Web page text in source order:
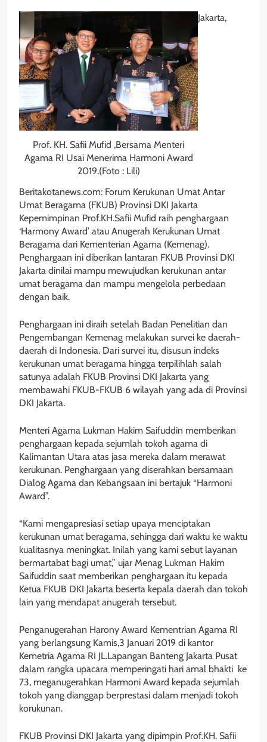
Prof. KH. Safii Mufid ,Bersama Menteri
Agama RI Usai Menerima Harmoni Award
2019.(Foto : Lili)
Jakarta,
Beritakotanews.com: Forum Kerukunan Umat Antar
Umat Beragama (FKUB) Provinsi DKI Jakarta
Kepemimpinan Prof.KH.Safii Mufid raih penghargaan
‘Harmony Award’ atau Anugerah Kerukunan Umat
Beragama dari Kementerian Agama (Kemenag).
Penghargaan ini diberikan lantaran FKUB Provinsi DKI
Jakarta dinilai mampu mewujudkan kerukunan antar
umat beragama dan mampu mengelola perbedaan
dengan baik.
Penghargaan ini diraih setelah Badan Penelitian dan
Pengembangan Kemenag melakukan survei ke daerah-
daerah di Indonesia. Dari survei itu, disusun indeks
kerukunan umat beragama hingga terpilihlah salah
satunya adalah FKUB Provinsi DKI Jakarta yang
membawahi FKUB-FKUB 6 wilayah yang ada di Provinsi
DKI Jakarta.
Menteri Agama Lukman Hakim Saifuddin memberikan
penghargaan kepada sejumlah tokoh agama di
Kalimantan Utara atas jasa mereka dalam merawat
kerukunan. Penghargaan yang diserahkan bersamaan
Dialog Agama dan Kebangsaan ini bertajuk “Harmoni
Award”.
“Kami mengapresiasi setiap upaya menciptakan
kerukunan umat beragama, sehingga dari waktu ke waktu
kualitasnya meningkat. Inilah yang kami sebut layanan
bermartabat bagi umat,” ujar Menag Lukman Hakim
Saifuddin saat memberikan penghargaan itu kepada
Ketua FKUB DKI Jakarta beserta kepala daerah dan tokoh
lain yang mendapat anugerah tersebut.
Penganugerahan Harony Award Kementrian Agama RI
yang berlangsung Kamis,3 Januari 2019 di kantor
Kemetria Agama RI JL.Lapangan Banteng Jakarta Pusat
dalam rangka upacara memperingati hari amal bhakti ke
73, meganugerahkan Harmoni Award kepada sejumlah
tokoh yang dianggap berprestasi dalam menjadi tokoh
korukunan.
FKUB Provinsi DKI Jakarta yang dipimpin Prof.KH. Safii